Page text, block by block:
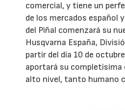
comercial, y tiene un
de los mercados español
del Piñal comenzará su
Husqvarna España,
partir del día 10 de
aportará su completísima
alto nivel, tanto humano